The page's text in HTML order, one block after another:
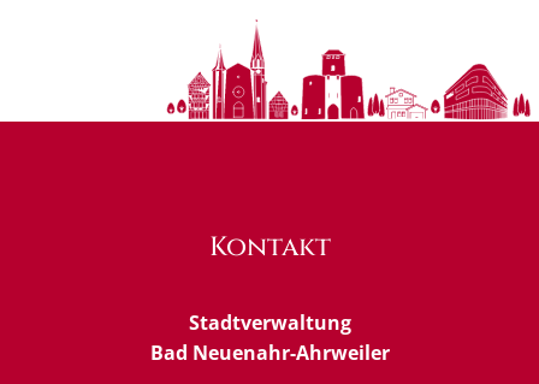
Kontakt
Stadtverwaltung
Bad Neuenahr-Ahrweiler